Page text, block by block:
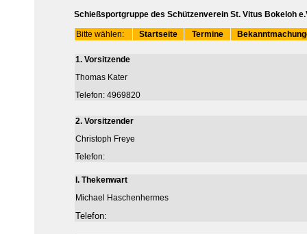
Schießsportgruppe des Schützenverein St. Vitus Bokeloh
Bitte wählen: Startseite Termine
1. Vorsitzende
Thomas Kater
Telefon: 4969820
2. Vorsitzender
Christoph Freye
Telefon:
I. Thekenwart
Michael Haschenhermes
Telefon: